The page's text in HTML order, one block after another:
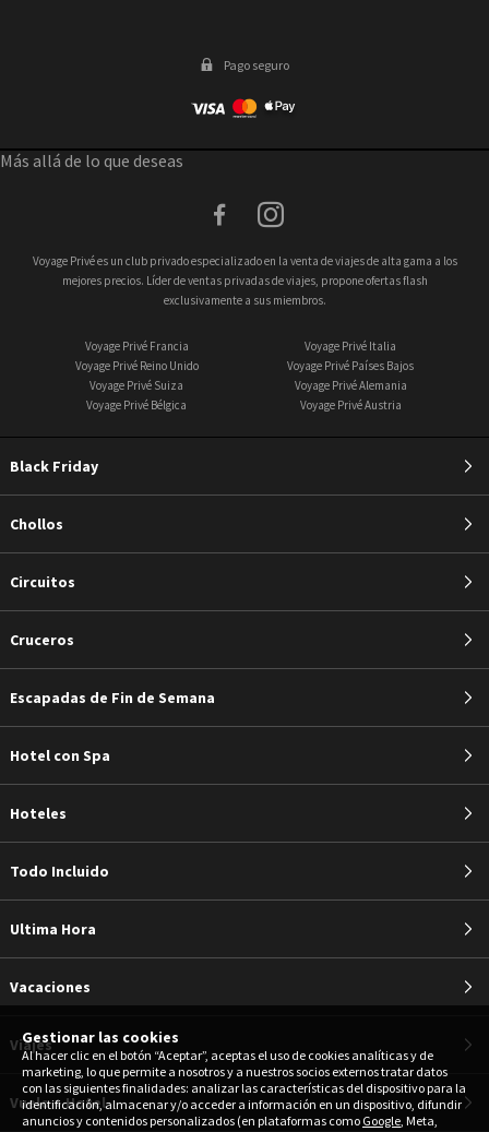
Gestionar las cookies
Al hacer clic en el botón “Aceptar”, aceptas el uso de cookies analíticas y de
marketing, lo que permite a nosotros y a nuestros socios externos tratar datos
con las siguientes finalidades: analizar las características del dispositivo para la
identificación, almacenar y/o acceder a información en un dispositivo, difundir
anuncios y contenidos personalizados (en plataformas como Google, Meta,
Pago seguro
Más allá de lo que deseas
Voyage Privé es un club privado especializado en la venta de viajes de alta gama a los
mejores precios. Líder de ventas privadas de viajes, propone ofertas flash
exclusivamente a sus miembros.
Voyage Privé Francia
Voyage Privé Italia
Voyage Privé Reino Unido
Voyage Privé Países Bajos
Voyage Privé Suiza
Voyage Privé Alemania
Voyage Privé Bélgica
Voyage Privé Austria
Black Friday
Chollos
Circuitos
Cruceros
Escapadas de Fin de Semana
Hotel con Spa
Hoteles
Todo Incluido
Ultima Hora
Vacaciones
Viajes
Vuelo + Hotel